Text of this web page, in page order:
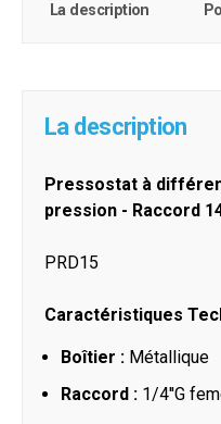
La description
La description
Pressostat à
pression - Raccord
PRD15
Caractéristiques
Boîtier : Métallique
Raccord : 1/4''G